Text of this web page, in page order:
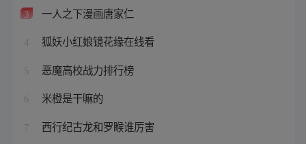
3 一人之下漫画唐家仁
4 狐妖小红娘镜花缘在线看
5 恶魔高校战力排行榜
6 米橙是干嘛的
7 西行纪古龙和罗睺谁厉害